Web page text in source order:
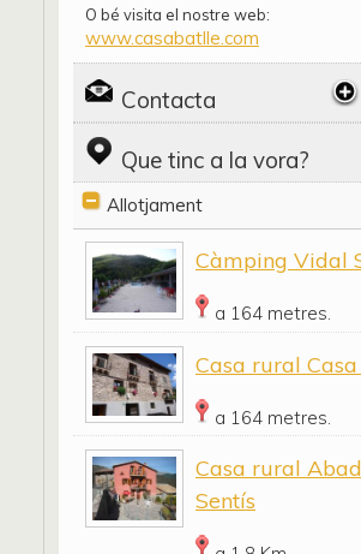
O bé visita el nostre web:
www.casabatlle.com
Contacta
Que tinc a la vora?
Allotjament
Càmping Vidal
a 164 metres.
Casa rural
a 164 metres.
Casa rural
Sentís